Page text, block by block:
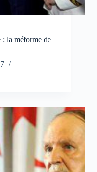
la méforme de